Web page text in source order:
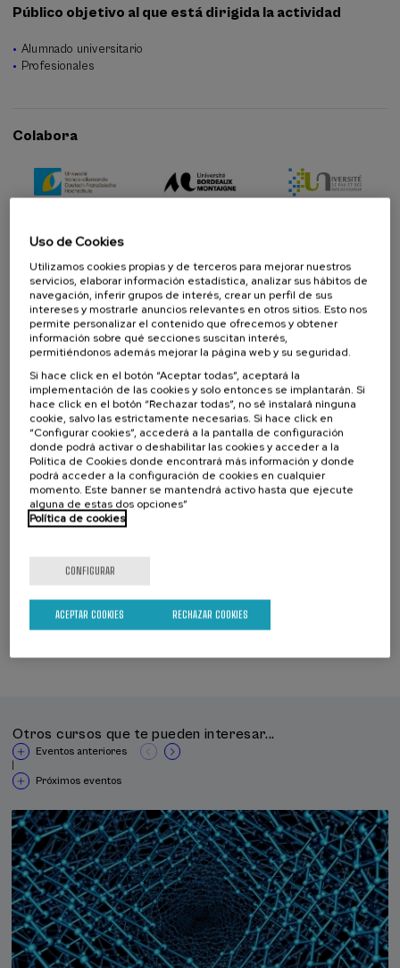
personal project that they will have proposed to the workshop
lab proposes to the interested researchers a network of
Bascophone informants right at the terrain.
Público objetivo al que está dirigida la actividad
Alumnado universitario
Profesionales
Colabora
En breve se abrirá la matrícula
Director/a
curso
DIRECTOR/A DEL CURSO
Ricardo Etxepare Iginitz
IKER CNRS (UMR 5478)
DIRECTOR/A DEL CURSO
Irantzu Epelde Cendoya
IKER CNRS (UMR 5478)
Validez académica: 50 horas
ÁREAS TEMÁTICAS
LINGÜÍSTICA Y LITERATURA
Otros cursos que te pueden interesar...
Eventos anteriores
Próximos eventos
Uso de Cookies
Utilizamos cookies propias y de terceros para mejorar nuestros
servicios, elaborar información estadística, analizar sus hábitos de
navegación, inferir grupos de interés, crear un perfil de sus
intereses y mostrarle anuncios relevantes en otros sitios. Esto nos
permite personalizar el contenido que ofrecemos y obtener
información sobre qué secciones suscitan interés,
permitiéndonos además mejorar la página web y su seguridad.
Si hace click en el botón “Aceptar todas”, aceptará la
implementación de las cookies y solo entonces se implantarán. Si
hace click en el botón “Rechazar todas”, no sé instalará ninguna
cookie, salvo las estrictamente necesarias. Si hace click en
“Configurar cookies”, accederá a la pantalla de configuración
donde podrá activar o deshabilitar las cookies y acceder a la
Política de Cookies donde encontrará más información y donde
podrá acceder a la configuración de cookies en cualquier
momento. Este banner se mantendrá activo hasta que ejecute
alguna de estas dos opciones”
Política de cookies
CONFIGURAR
RECHAZAR COOKIES
ACEPTAR COOKIES